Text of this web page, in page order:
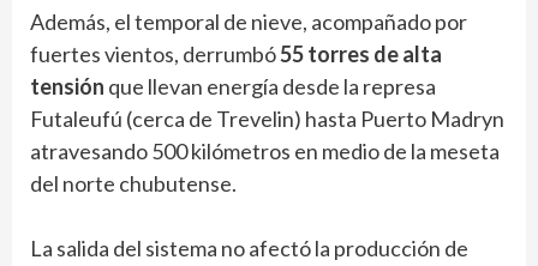
Además, el temporal de nieve, acompañado por
fuertes vientos, derrumbó55 torres de alta
tensión que llevan energía desde la represa
Futaleufú (cerca de Trevelin) hasta Puerto Madryn
atravesando 500 kilómetros en medio de la meseta
del norte chubutense.
La salida del sistema no afectó la producción de